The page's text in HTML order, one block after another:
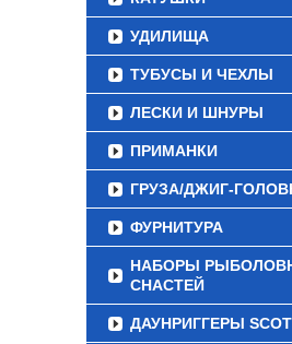
УДИЛИЩА
ТУБУСЫ И ЧЕХЛЫ
ЛЕСКИ И ШНУРЫ
ПРИМАНКИ
ГРУЗА/ДЖИГ-
ФУРНИТУРА
НАБОРЫ
СНАСТЕЙ
ДАУНРИГГЕРЫ